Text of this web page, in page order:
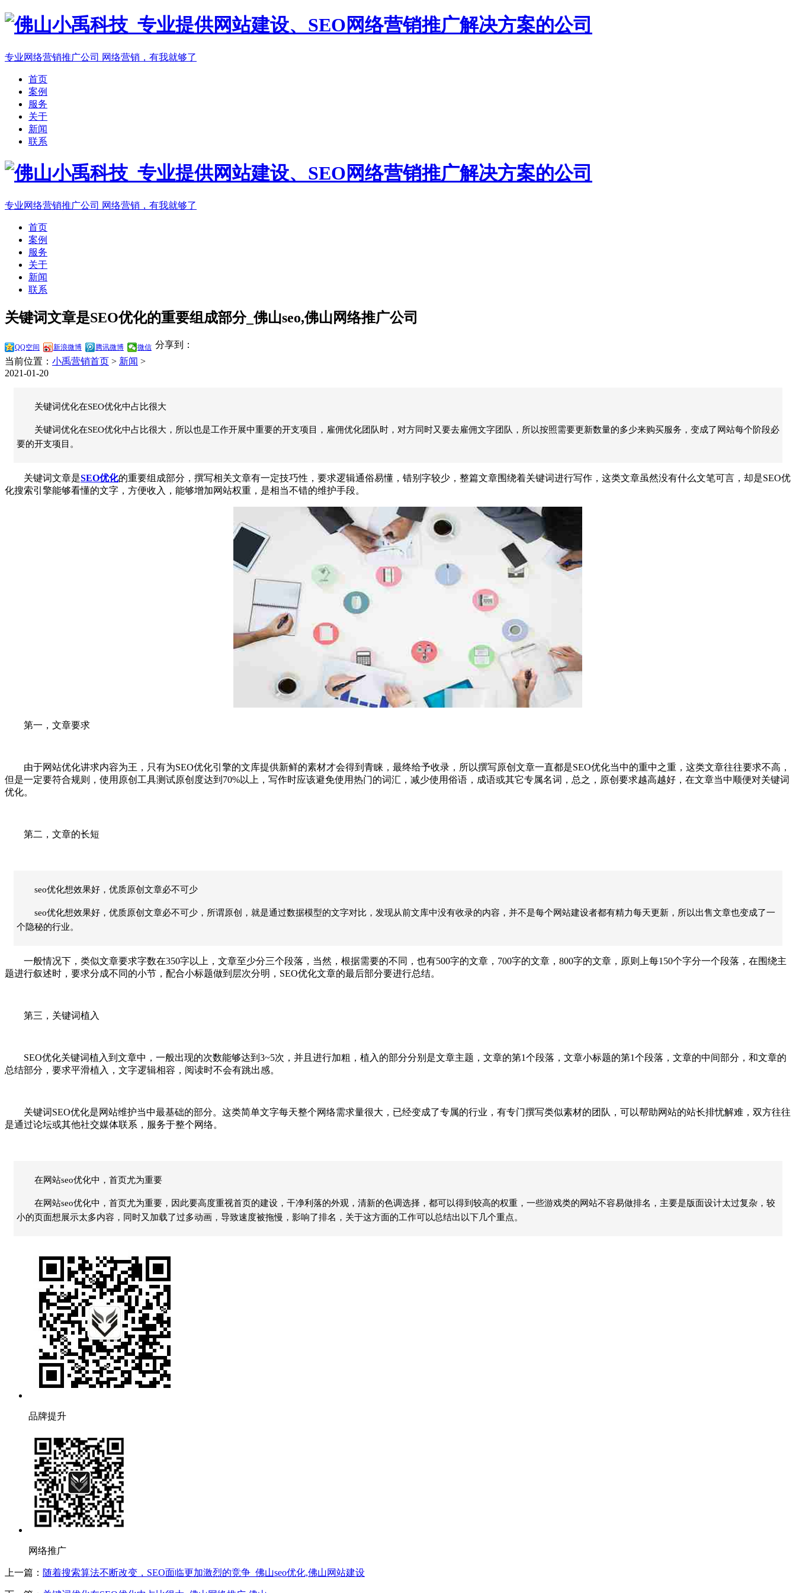
专业网络营销推广公司 网络营销，有我就够了
首页
案例
服务
关于
新闻
联系
专业网络营销推广公司 网络营销，有我就够了
首页
案例
服务
关于
新闻
联系
关键词文章是SEO优化的重要组成部分_佛山seo,佛山网络推广公司
分享到：
QQ空间 新浪微博 腾讯微博 微信
当前位置： 小禹营销首页 > 新闻 >
2021-01-20
关键词优化在SEO优化中占比很大
关键词优化在SEO优化中占比很大，所以也是工作开展中重要的开支项目，雇佣优化团队时，对方同时又要去雇佣文字团队，所以按照需要更新数量的多少来购买服务，变成了网站每个阶段必
要的开支项目。
关键词文章是SEO优化的重要组成部分，撰写相关文章有一定技巧性，要求逻辑通俗易懂，错别字较少，整篇文章围绕着关键词进行写作，这类文章虽然没有什么文笔可言，却是SEO优
化搜索引擎能够看懂的文字，方便收入，能够增加网站权重，是相当不错的维护手段。
第一，文章要求
由于网站优化讲求内容为王，只有为SEO优化引擎的文库提供新鲜的素材才会得到青睐，最终给予收录，所以撰写原创文章一直都是SEO优化当中的重中之重，这类文章往往要求不高，
但是一定要符合规则，使用原创工具测试原创度达到70%以上，写作时应该避免使用热门的词汇，减少使用俗语，成语或其它专属名词，总之，原创要求越高越好，在文章当中顺便对关键词
优化。
第二，文章的长短
seo优化想效果好，优质原创文章必不可少
seo优化想效果好，优质原创文章必不可少，所谓原创，就是通过数据模型的文字对比，发现从前文库中没有收录的内容，并不是每个网站建设者都有精力每天更新，所以出售文章也变成了一
个隐秘的行业。
一般情况下，类似文章要求字数在350字以上，文章至少分三个段落，当然，根据需要的不同，也有500字的文章，700字的文章，800字的文章，原则上每150个字分一个段落，在围绕主
题进行叙述时，要求分成不同的小节，配合小标题做到层次分明，SEO优化文章的最后部分要进行总结。
第三，关键词植入
SEO优化关键词植入到文章中，一般出现的次数能够达到3~5次，并且进行加粗，植入的部分分别是文章主题，文章的第1个段落，文章小标题的第1个段落，文章的中间部分，和文章的
总结部分，要求平滑植入，文字逻辑相容，阅读时不会有跳出感。
关键词SEO优化是网站维护当中最基础的部分。这类简单文字每天整个网络需求量很大，已经变成了专属的行业，有专门撰写类似素材的团队，可以帮助网站的站长排忧解难，双方往往
是通过论坛或其他社交媒体联系，服务于整个网络。
在网站seo优化中，首页尤为重要
在网站seo优化中，首页尤为重要，因此要高度重视首页的建设，干净利落的外观，清新的色调选择，都可以得到较高的权重，一些游戏类的网站不容易做排名，主要是版面设计太过复杂，较
小的页面想展示太多内容，同时又加载了过多动画，导致速度被拖慢，影响了排名，关于这方面的工作可以总结出以下几个重点。
品牌提升
网络推广
上一篇： 随着搜索算法不断改变，SEO面临更加激烈的竞争_佛山seo优化,佛山网站建设